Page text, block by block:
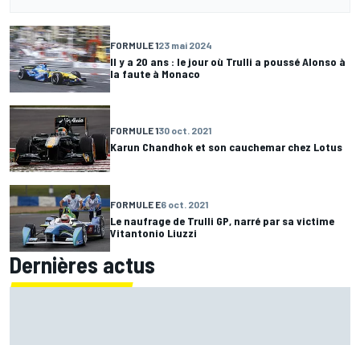
FORMULE 123 mai 2024
Il y a 20 ans : le jour où Trulli a poussé Alonso à
la faute à Monaco
FORMULE 130 oct. 2021
Karun Chandhok et son cauchemar chez Lotus
FORMULE E6 oct. 2021
Le naufrage de Trulli GP, narré par sa victime
Vitantonio Liuzzi
Dernières actus